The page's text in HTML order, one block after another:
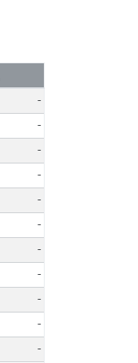
-
-
-
-
-
-
-
-
-
-
-